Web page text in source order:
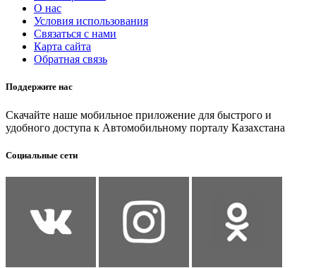
О нас
Условия использования
Связаться с нами
Карта сайта
Обратная связь
Поддержите нас
Скачайте наше мобильное приложение для быстрого и
удобного доступа к Автомобильному порталу Казахстана
Социальные сети